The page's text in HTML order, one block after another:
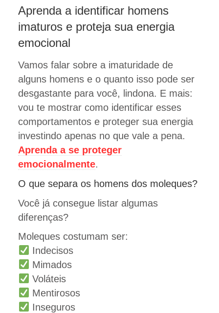
Aprenda a identificar homens
imaturos e proteja sua energia
emocional
Vamos falar sobre a imaturidade de
alguns homens e o quanto isso pode ser
desgastante para você, lindona. E mais:
vou te mostrar como identificar esses
comportamentos e proteger sua energia
investindo apenas no que vale a pena.
Aprenda a se proteger
emocionalmente.
O que separa os homens dos moleques?
Você já consegue listar algumas
diferenças?
Moleques costumam ser:
Indecisos
Mimados
Voláteis
Mentirosos
Inseguros